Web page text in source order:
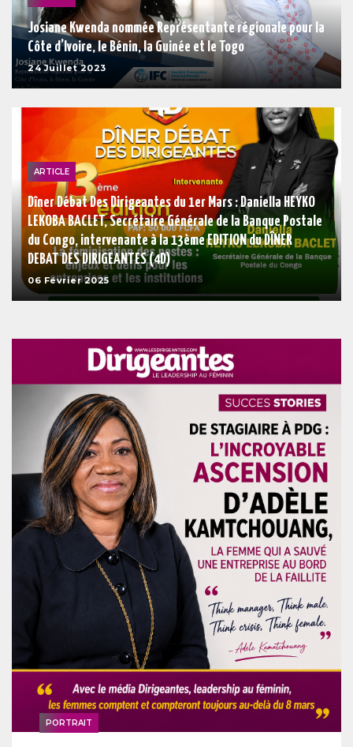
Josiane Kwenda nommée Représentante régionale pour la
Côte d’Ivoire, le Bénin, la Guinée et le Togo
24 Juillet 2023
ARTICLE
Dîner Débat Des Dirigeantes du 1er Mars : Daniella HEYKO
LEKOBA BACLET, Secrétaire Générale de la Banque Postale
du Congo, intervenante à la 13ème EDITION du DÎNER
DEBAT DES DIRIGEANTES (4D)
06 Février 2025
PORTRAIT